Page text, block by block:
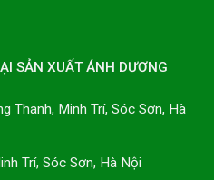
SẢN XUẤT ÁNH DƯƠNG
Thanh, Minh Trí, Sóc Sơn, Hà
Trí, Sóc Sơn, Hà Nội